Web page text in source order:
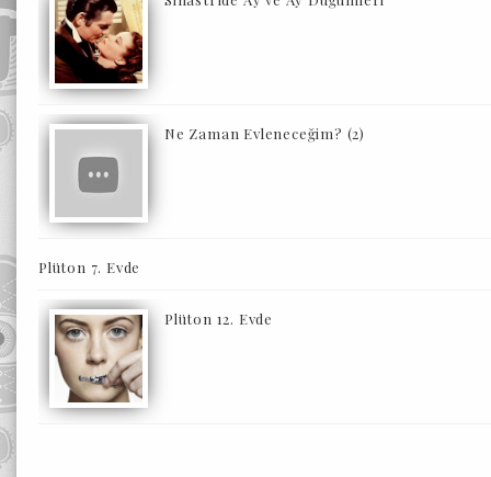
Ne Zaman Evleneceğim? (2)
Plüton 7. Evde
Plüton 12. Evde